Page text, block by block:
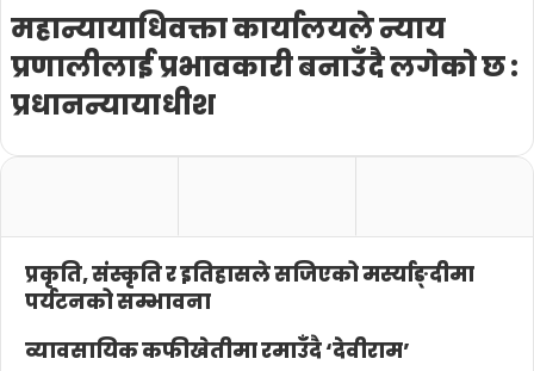
महान्यायाधिवक्ता कार्यालयले न्याय
प्रणालीलाई प्रभावकारी बनाउँदै लगेको छ :
प्रधानन्यायाधीश
प्रकृति, संस्कृति र इतिहासले सजिएको मर्स्याङ्दीमा
पर्यटनको सम्भावना
व्यावसायिक कफीखेतीमा रमाउँदै ‘देवीराम’